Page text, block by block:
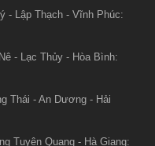
- Lập Thạch - Vĩnh Phúc:
- Lạc Thủy - Hòa Bình:
Thái - An Dương - Hải
Tuyên Quang - Hà Giang: